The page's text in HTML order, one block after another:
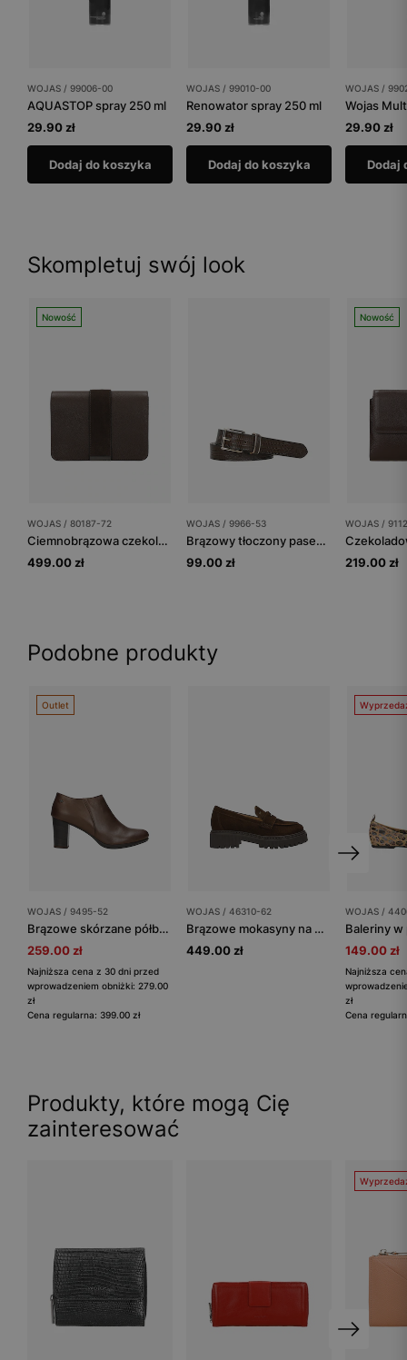
WOJAS / 99006-00
AQUASTOP spray 250 ml
29.90 zł
Dodaj do koszyka
WOJAS / 99010-00
Renowator spray 250 ml
29.90 zł
Dodaj do koszyka
WOJAS /
Wojas
29.90 zł
Dodaj
Skompletuj swój look
Nowość
WOJAS / 80187-72
Ciemnobrązowa czekoladowa torebka damska crossbody
499.00 zł
WOJAS / 9966-53
Brązowy tłoczony pasek z imitacją skóry krokodyla ze złotymi elementami
99.00 zł
Nowość
WOJAS /
219.00 zł
Podobne produkty
Outlet
WOJAS / 9495-52
Brązowe skórzane półbuty damskie na obcasie
259.00 zł
Najniższa cena z 30 dni przed
wprowadzeniem obniżki: 279.00
zł
Cena regularna: 399.00 zł
WOJAS / 46310-62
Brązowe mokasyny na masywnej podeszwie
449.00 zł
WOJAS /
149.00 zł
Najniższa
zł
Cena
Produkty, które mogą Cię
zainteresować